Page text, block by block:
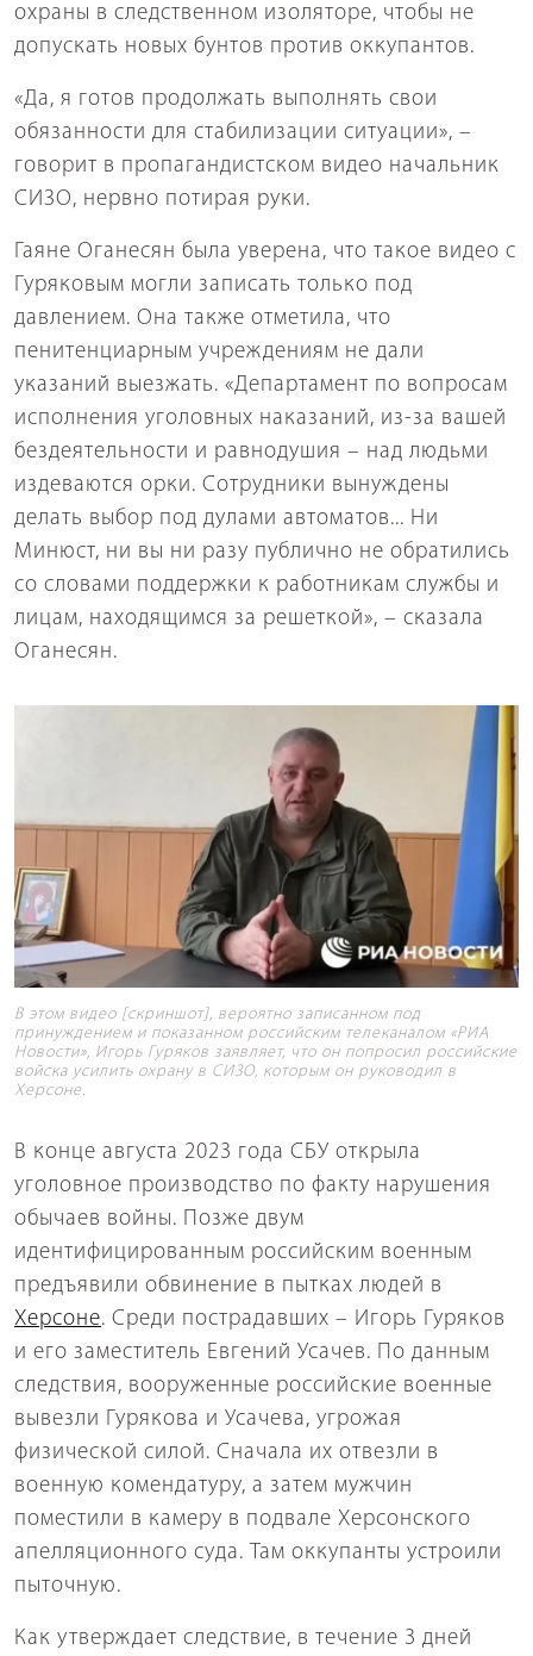
охраны в следственном изоляторе, чтобы не
допускать новых бунтов против оккупантов.
«Да, я готов продолжать выполнять свои
обязанности для стабилизации ситуации», –
говорит в пропагандистском видео начальник
СИЗО, нервно потирая руки.
Гаяне Оганесян была уверена, что такое видео с
Гуряковым могли записать только под
давлением. Она также отметила, что
пенитенциарным учреждениям не дали
указаний выезжать. «Департамент по вопросам
исполнения уголовных наказаний, из-за вашей
бездеятельности и равнодушия – над людьми
издеваются орки. Сотрудники вынуждены
делать выбор под дулами автоматов... Ни
Минюст, ни вы ни разу публично не обратились
со словами поддержки к работникам службы и
лицам, находящимся за решеткой», – сказала
Оганесян.
В этом видео [скриншот], вероятно записанном под
принуждением и показанном российским телеканалом «РИА
Новости», Игорь Гуряков заявляет, что он попросил российские
войска усилить охрану в СИЗО, которым он руководил в
Херсоне.
В конце августа 2023 года СБУ открыла
уголовное производство по факту нарушения
обычаев войны. Позже двум
идентифицированным российским военным
предъявили обвинение в пытках людей в
Херсоне. Среди пострадавших – Игорь Гуряков
и его заместитель Евгений Усачев. По данным
следствия, вооруженные российские военные
вывезли Гурякова и Усачева, угрожая
физической силой. Сначала их отвезли в
военную комендатуру, а затем мужчин
поместили в камеру в подвале Херсонского
апелляционного суда. Там оккупанты устроили
пыточную.
Как утверждает следствие, в течение 3 дней